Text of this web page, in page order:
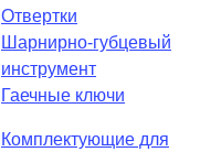
Отвертки
Шарнирно-губцевый
инструмент
Гаечные ключи
Комплектующие для